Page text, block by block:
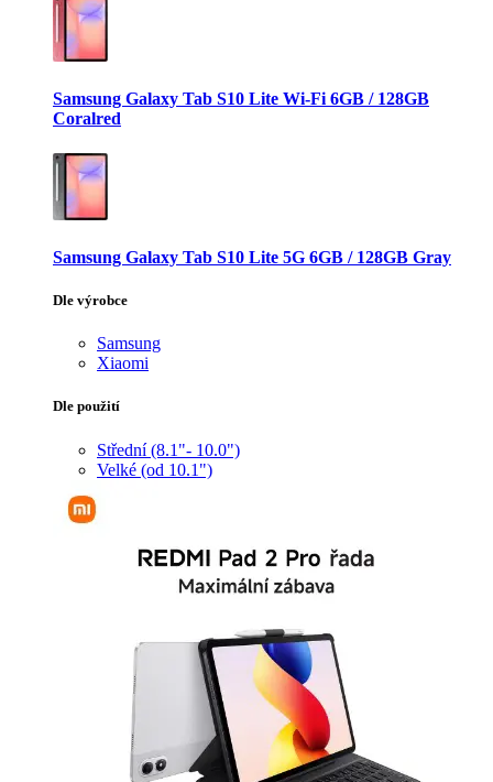
Samsung Galaxy Tab S10 Lite Wi-Fi 6GB / 128GB
Coralred
Samsung Galaxy Tab S10 Lite 5G 6GB / 128GB Gray
Dle výrobce
Samsung
Xiaomi
Dle použití
Střední (8.1"- 10.0")
Velké (od 10.1")